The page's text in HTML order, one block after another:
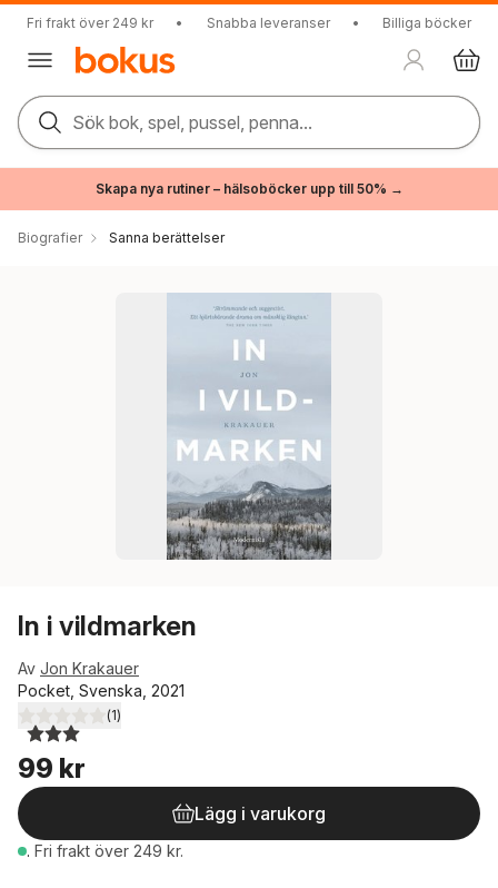
Fri frakt över 249 kr • Snabba leveranser • Billiga böcker
Sök bok, spel, pussel, penna...
Skapa nya rutiner – hälsoböcker upp till 50% →
Biografier Sanna berättelser
In i vildmarken
Av Jon Krakauer
Pocket, Svenska, 2021
3,0utav 5 stjärnor. Totalt antal röster:
(1)
99 kr
Lägg i varukorg
. Fri frakt över 249 kr.